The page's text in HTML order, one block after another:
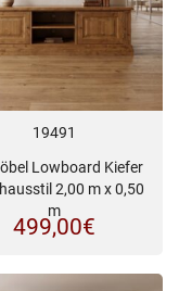
19491
Lowboard Kiefer
2,00 m x 0,50
m
499,00€